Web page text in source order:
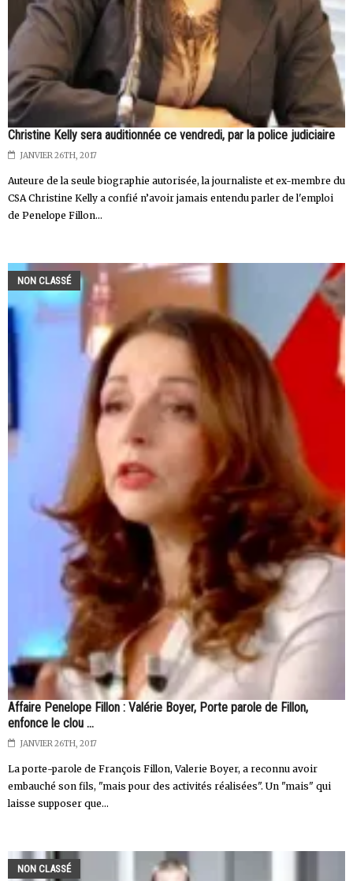
Christine Kelly sera auditionnée ce vendredi, par la police judiciaire
JANVIER 26TH, 2017
Auteure de la seule biographie autorisée, la journaliste et ex-membre du
CSA Christine Kelly a confié n’avoir jamais entendu parler de l'emploi
de Penelope Fillon...
NON CLASSÉ
Affaire Penelope Fillon : Valérie Boyer, Porte parole de Fillon,
enfonce le clou ...
JANVIER 26TH, 2017
La porte-parole de François Fillon, Valerie Boyer, a reconnu avoir
embauché son fils, "mais pour des activités réalisées". Un "mais" qui
laisse supposer que...
NON CLASSÉ